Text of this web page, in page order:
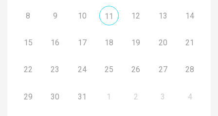
8 9 10 11 12 13 14
15 16 17 18 19 20 21
22 23 24 25 26 27 28
29 30 31 1 2 3 4